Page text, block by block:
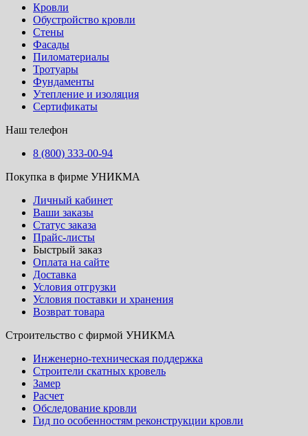
Кровли
Обустройство кровли
Стены
Фасады
Пиломатериалы
Тротуары
Фундаменты
Утепление и изоляция
Сертификаты
Наш телефон
8 (800) 333-00-94
Покупка в фирме УНИКМА
Личный кабинет
Ваши заказы
Статус заказа
Прайс-листы
Быстрый заказ
Оплата на сайте
Доставка
Условия отгрузки
Условия поставки и хранения
Возврат товара
Строительство с фирмой УНИКМА
Инженерно-техническая поддержка
Строители скатных кровель
Замер
Расчет
Обследование кровли
Гид по особенностям реконструкции кровли